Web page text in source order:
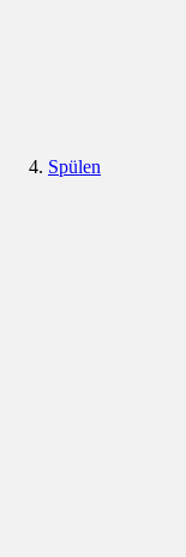
Spülen